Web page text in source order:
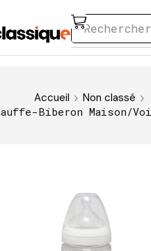
Rechercher
Accueil
Non classé
Biberon Maison/